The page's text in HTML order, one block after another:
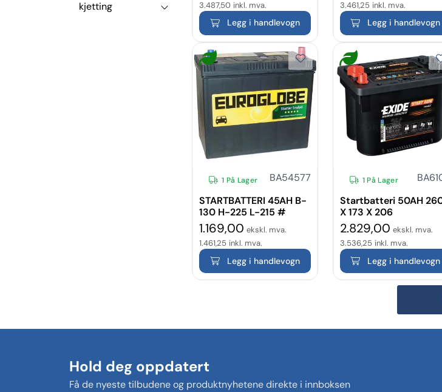
kjetting
3.487,50 inkl. mva.
Legg i handlevogn
3.461,25 inkl. mva.
Legg i handlevogn
STARTBATTERI 45AH B-
130 H-225 L-215 #
BA54577
1 På Lager
1.169,00 ekskl. mva.
1.461,25 inkl. mva.
Legg i handlevogn
Startbatteri 50AH
X 173 X 206
1 På Lager
2.829,00 ekskl. mva.
3.536,25 inkl. mva.
Legg i handlevogn
Hold deg oppdatert
Få de nyeste tilbudene og produktnyhetene direkte i innboksen